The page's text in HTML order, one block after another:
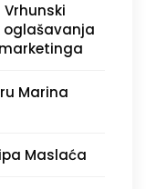
oglašavanja
Marina
Maslaća